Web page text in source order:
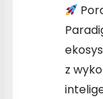
z